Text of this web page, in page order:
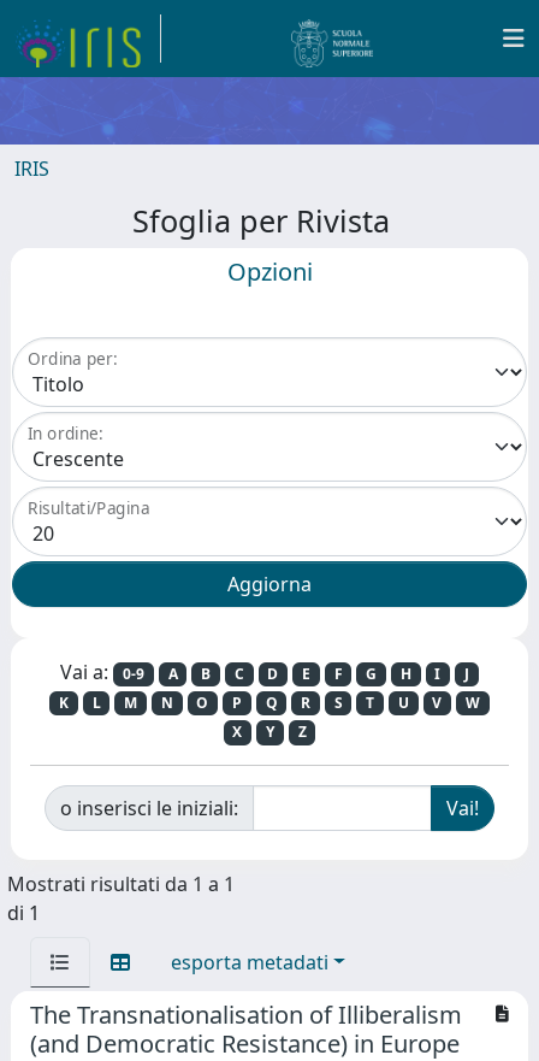
IRIS
Sfoglia per Rivista
Opzioni
Ordina per:
In ordine:
Risultati/Pagina
Vai a: 0-9 A B C D E F G H I
J
K
L M N O P Q R S T U V
W
X
Y Z
o inserisci le iniziali:
Mostrati risultati da 1 a 1
di 1
esporta metadati
The Transnationalisation of Illiberalism
(and Democratic Resistance) in Europe